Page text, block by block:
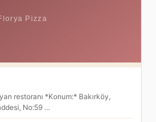
restoranı *Konum:* Bakırköy,
No:59 …